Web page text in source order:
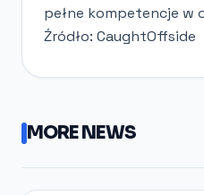
pełne kompetencje w
Źródło: CaughtOffside
MORE NEWS